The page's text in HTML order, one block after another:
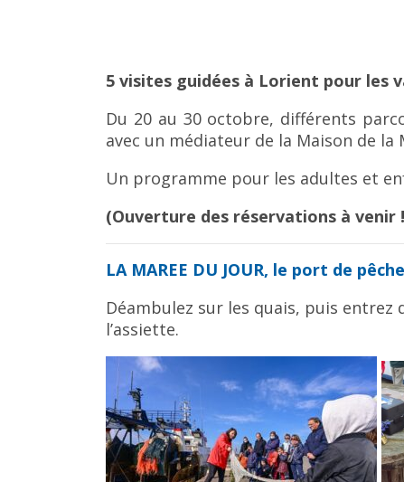
5 visites guidées à Lorient pour les
Du 20 au 30 octobre, différents
avec un médiateur de la Maison de la
Un programme pour les adultes et
(Ouverture des réservations à venir
LA MAREE DU JOUR, le port de
Déambulez sur les quais, puis
l’assiette.